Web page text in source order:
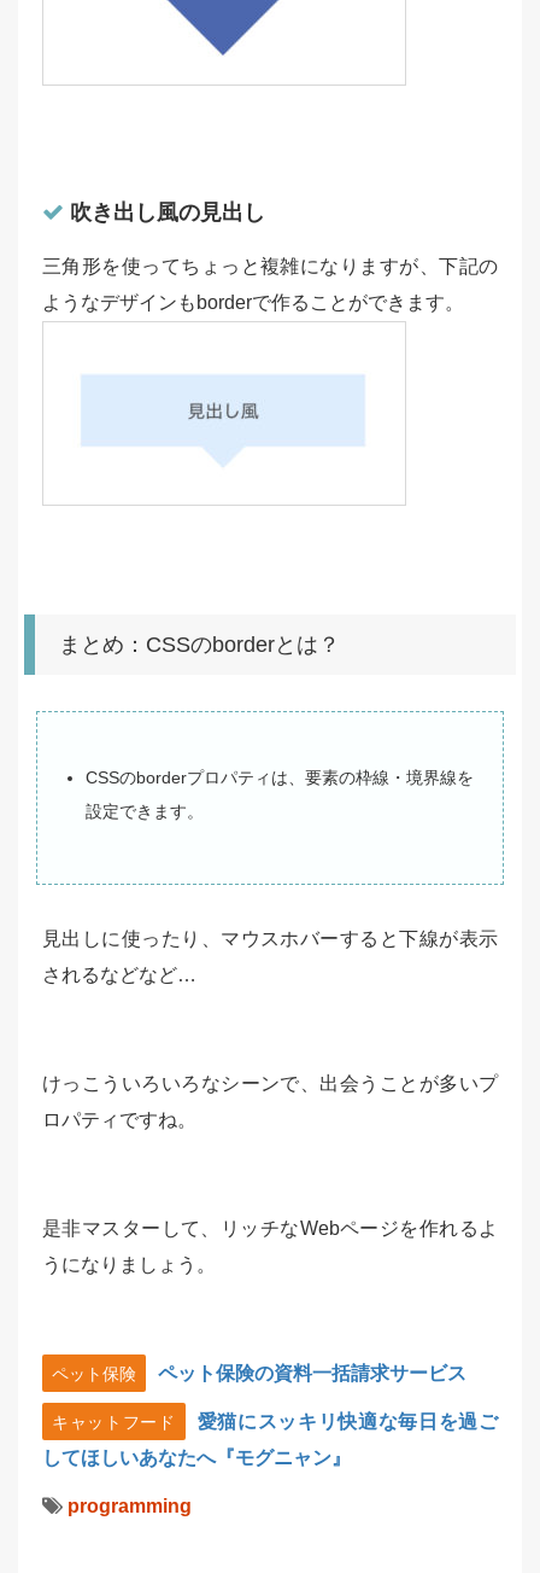
吹き出し風の見出し
三角形を使ってちょっと複雑になりますが、下記の
ようなデザインもborderで作ることができます。
まとめ：CSSのborderとは？
CSSのborderプロパティは、要素の枠線・境界線を
設定できます。
見出しに使ったり、マウスホバーすると下線が表示
されるなどなど…
けっこういろいろなシーンで、出会うことが多いプ
ロパティですね。
是非マスターして、リッチなWebページを作れるよ
うになりましょう。
ペット保険 ペット保険の資料一括請求サービス
キャットフード
愛猫にスッキリ快適な毎日を過ご
してほしいあなたへ『モグニャン』
programming